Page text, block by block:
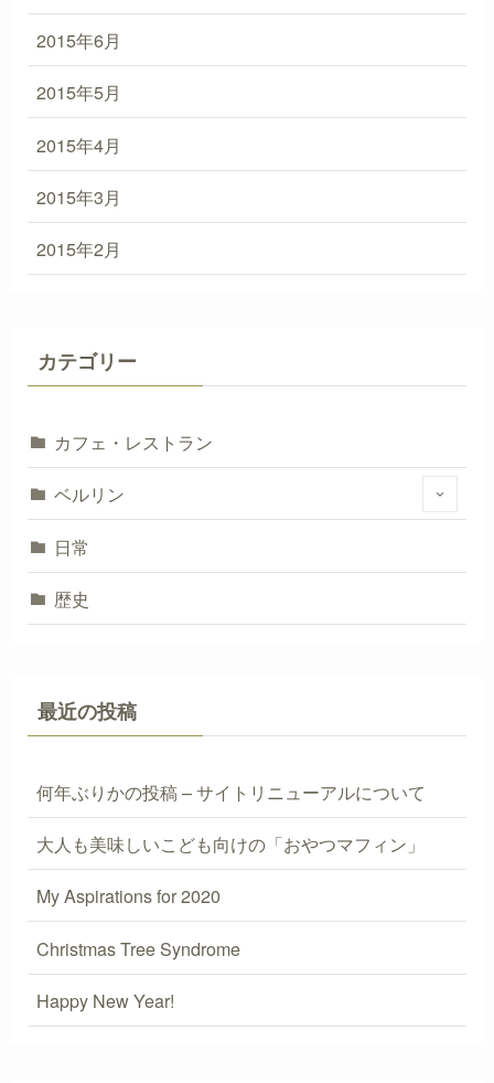
2015年6月
2015年5月
2015年4月
2015年3月
2015年2月
カテゴリー
カフェ・レストラン
ベルリン
日常
歴史
最近の投稿
何年ぶりかの投稿 – サイトリニューアルについて
大人も美味しいこども向けの「おやつマフィン」
My Aspirations for 2020
Christmas Tree Syndrome
Happy New Year!